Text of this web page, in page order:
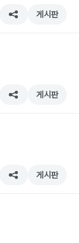
게시판
게시판
게시판